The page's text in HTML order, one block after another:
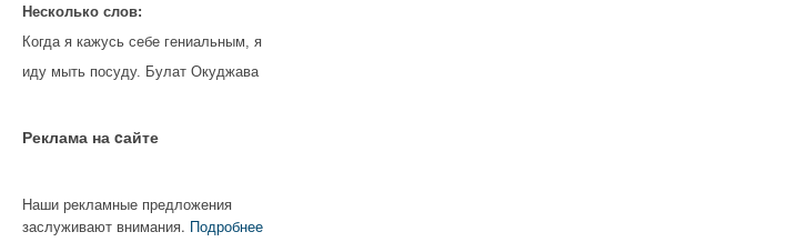
Несколько слов:
Когда я кажусь себе гениальным, я
иду мыть посуду. Булат Окуджава
Реклама на cайте
Наши рекламные предложения
заслуживают внимания. Подробнее